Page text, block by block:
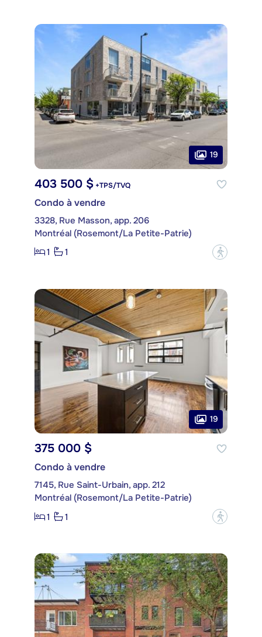
19
403 500 $ +TPS/TVQ
Condo à vendre
3328, Rue Masson, app. 206
Montréal (Rosemont/La Petite-Patrie)
1
1 ?
19
375 000 $
Condo à vendre
7145, Rue Saint-Urbain, app. 212
Montréal (Rosemont/La Petite-Patrie)
1
1 ?